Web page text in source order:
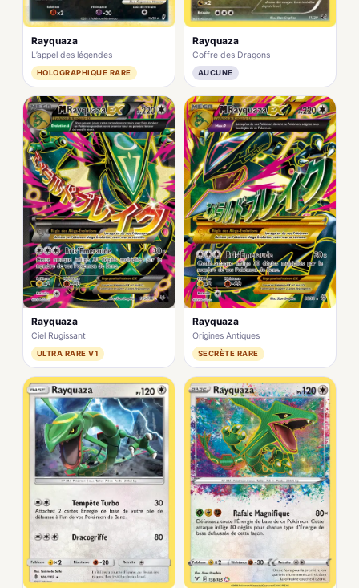
Rayquaza
L’appel des légendes
HOLOGRAPHIQUE RARE
Rayquaza
Coffre des Dragons
AUCUNE
Rayquaza
Ciel Rugissant
ULTRA RARE V1
Rayquaza
Origines Antiques
SECRÈTE RARE